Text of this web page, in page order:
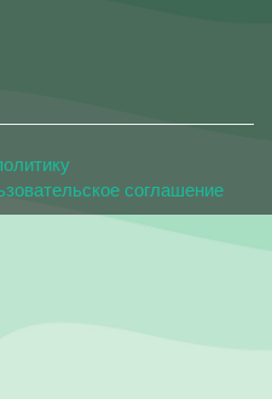
соглашение